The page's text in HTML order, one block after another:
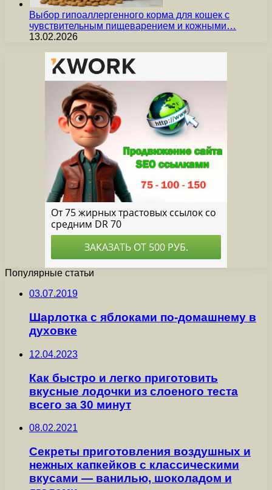
Выбор гипоаллергенного корма для кошек с
чувствительным пищеварением и кожными…
13.02.2026
Популярные статьи
03.07.2019
Шарлотка с яблоками по-домашнему в
духовке
12.04.2023
Как быстро и легко приготовить
вкусные лодочки из слоеного теста
всего за 30 минут
08.02.2021
Секреты приготовления воздушных и
нежных капкейков с классическими
вкусами — ванилью, шоколадом и